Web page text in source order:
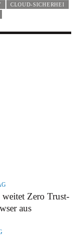
CLOUD-SICHERHEI
Zero Trust-
aus